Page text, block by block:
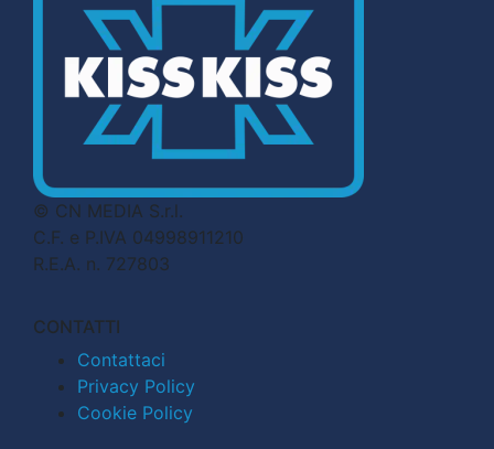
© CN MEDIA S.r.l.
C.F. e P.IVA 04998911210
R.E.A. n. 727803
CONTATTI
Contattaci
Privacy Policy
Cookie Policy